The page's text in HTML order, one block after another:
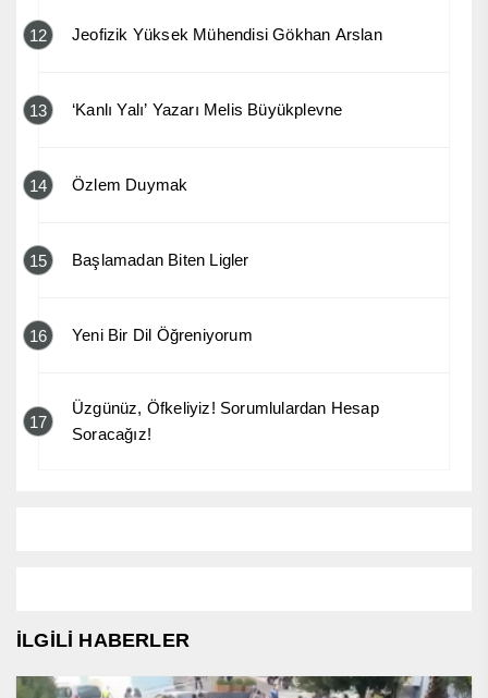
12 Jeofizik Yüksek Mühendisi Gökhan Arslan
13 ‘Kanlı Yalı’ Yazarı Melis Büyükplevne
14 Özlem Duymak
15 Başlamadan Biten Ligler
16 Yeni Bir Dil Öğreniyorum
17
Üzgünüz, Öfkeliyiz! Sorumlulardan Hesap
Soracağız!
İLGİLİ HABERLER